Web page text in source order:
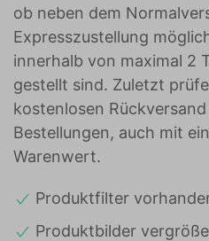
ob neben dem
Expresszustellung
innerhalb von maximal 2
gestellt sind. Zuletzt
kostenlosen
Bestellungen, auch mit
Warenwert.
Produktfilter
Produktbilder